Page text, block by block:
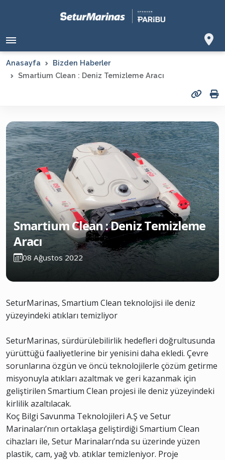
Anasayfa
Bizden Haberler
Smartium Clean : Deniz Temizleme Aracı
Smartium Clean : Deniz Temizleme
Aracı
08 Ağustos 2022
SeturMarinas, Smartium Clean teknolojisi ile deniz
yüzeyindeki atıkları temizliyor
SeturMarinas, sürdürülebilirlik hedefleri doğrultusunda
yürüttüğü faaliyetlerine bir yenisini daha ekledi. Çevre
sorunlarına özgün ve öncü teknolojilerle çözüm getirme
misyonuyla atıkları azaltmak ve geri kazanmak için
geliştirilen Smartium Clean projesi ile deniz yüzeyindeki
kirlilik azaltılacak.
Koç Bilgi Savunma Teknolojileri A.Ş ve Setur
Marinaları’nın ortaklaşa geliştirdiği Smartium Clean
cihazları ile, Setur Marinaları’nda su üzerinde yüzen
plastik, cam, yağ vb. atıklar temizleniyor. Proje